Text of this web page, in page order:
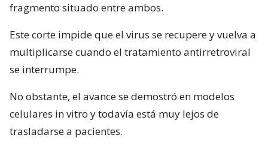
fragmento situado entre ambos.
Este corte impide que el virus se recupere y vuelva a
multiplicarse cuando el tratamiento antirretroviral
se interrumpe.
No obstante, el avance se demostró en modelos
celulares in vitro y todavía está muy lejos de
trasladarse a pacientes.